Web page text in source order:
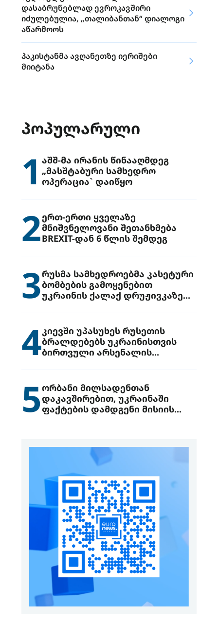
დასაბრუნებლად ევროკავშირი
იძულებულია, „თალიბანთან“ დიალოგი
აწარმოოს
პაკისტანმა ავღანეთზე იერიშები
მიიტანა
ᲞᲝᲞᲣᲚᲐᲠᲣᲚᲘ
1 აშშ-მა ირანის წინააღმდეგ
„მასშტაბური სამხედრო
ოპერაცია` დაიწყო
2ერთ-ერთი ყველაზე
მნიშვნელოვანი შეთანხმება
BREXIT-დან 6 წლის შემდეგ
3რუსმა სამხედროებმა კასეტური
ბომბების გამოყენებით
უკრაინის ქალაქ დრუჟივკაზე
4კიევში უპასუხეს რუსეთის
ბრალდებებს უკრაინისთვის
ბირთვული არსენალის
5ორბანი მილსადენთან
დაკავშირებით, უკრაინაში
ფაქტების დამდგენი მისიის